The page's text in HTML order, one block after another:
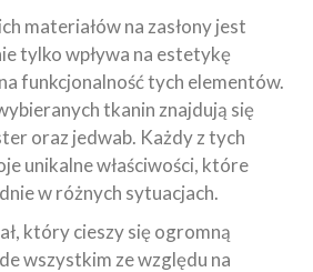
materiałów na zasłony jest
tylko wpływa na estetykę
funkcjonalność tych elementów.
tkanin znajdują się
oraz jedwab. Każdy z tych
unikalne właściwości, które
w różnych sytuacjach.
który cieszy się ogromną
wszystkim ze względu na